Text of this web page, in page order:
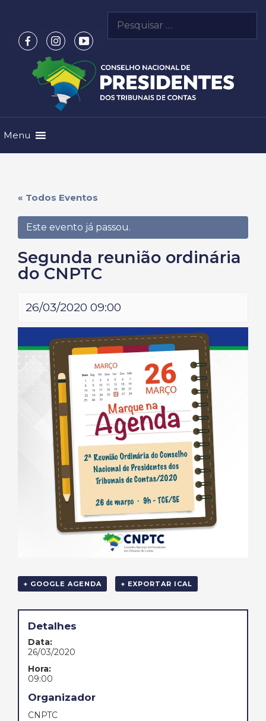
conteúdo
por:
Menu
« Todos Eventos
Este evento já passou.
Segunda reunião ordinária
do CNPTC
26/03/2020 09:00
+ GOOGLE AGENDA + EXPORTAR ICAL
Detalhes
Data:
26/03/2020
Hora:
09:00
Organizador
CNPTC